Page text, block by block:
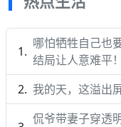
哪怕牺牲自己也
结局让人意难平！
我的天，这溢出
侃爷带妻子穿透